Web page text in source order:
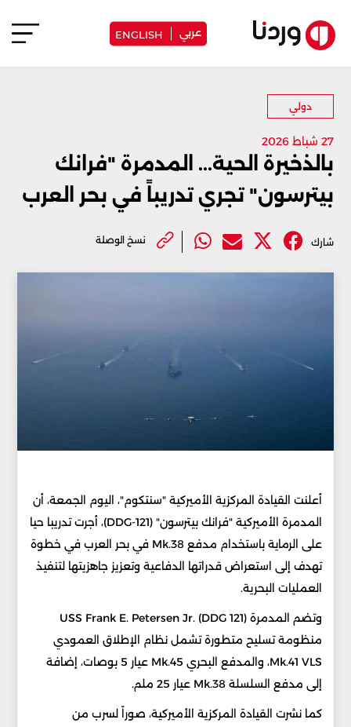
عربي ENGLISH
دولي
27 شباط 2026
بالذخيرة الحية... المدمرة "فرانك
بيترسون" تجري تدريباً في بحر العرب
شارك نسخ الوصلة
أعلنت القيادة المركزية الأميركية "سنتكوم"، اليوم الجمعة، أن
المدمرة الأميركية "فرانك بيترسون" (DDG-121)، أجرت تدريبا حيا
على الرماية باستخدام مدفع Mk.38 في بحر العرب في خطوة
تهدف إلى استعراض قدراتها الدفاعية وتعزيز جاهزيتها لتنفيذ
العمليات البحرية.
وتضم المدمرة USS Frank E. Petersen Jr. (DDG 121)
منظومة تسليح متطورة تشمل نظام الإطلاق العمودي
Mk.41 VLS، والمدفع البحري Mk.45 عيار 5 بوصات، إضافة
إلى مدفع السلسلة Mk.38 عيار 25 ملم.
كما نشرت القيادة المركزية الأميركية، صوراً لسرب من